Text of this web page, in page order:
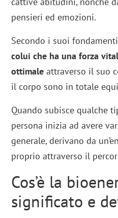
pensieri ed emozioni.
Secondo i suoi
colui che ha una forza
ottimale attraverso il suo
il corpo sono in totale
Quando subisce qualche
persona inizia ad avere
generale, derivano da
proprio attraverso il
Cos’è la
significato e